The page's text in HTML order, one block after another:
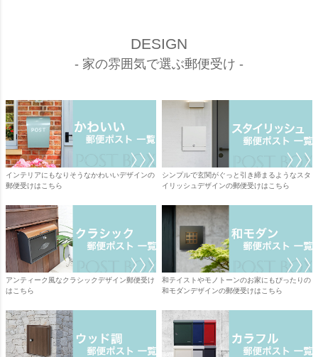
DESIGN
- 家の雰囲気で選ぶ郵便受け -
インテリアにもなりそうなかわいいデザインの
郵便受けはこちら
シンプルで玄関がぐっと引き締まるようなスタ
イリッシュデザインの郵便受けはこちら
アンティーク風なクラシックデザイン郵便受け
はこちら
和テイストやモノトーンのお家にもぴったりの
和モダンデザインの郵便受けはこちら